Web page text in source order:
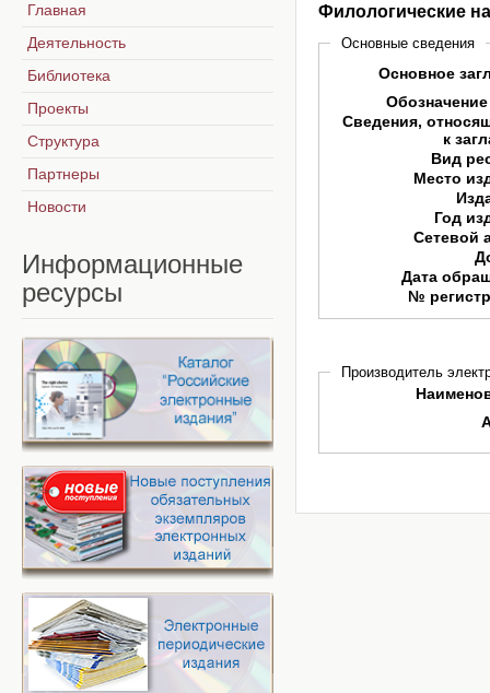
Филологические
Основные сведения
Основное
Сведения,
к
Вид
Место
Год
Сетевой
Дата
№
Производитель
Главная
Деятельность
Библиотека
Проекты
Структура
Партнеры
Новости
Информационные
ресурсы